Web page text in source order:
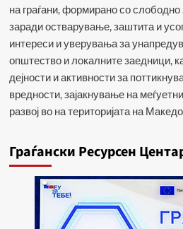
на граѓани, формирано со
заради остварување, заштита и
интереси и уверувања за
општество и локалните заедници,
дејности и активности за
вредности, зајакнување на
развој во на територијата на
Граѓански Ресурсен